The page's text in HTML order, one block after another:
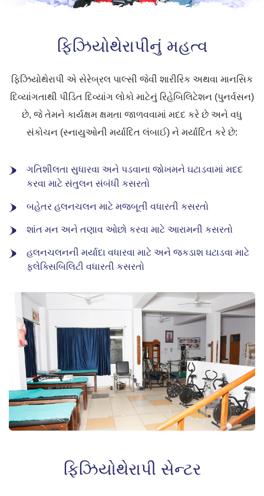
ફિઝિયોથેરાપીનું મહત્વ
ફિઝિયોથેરાપી એ સેરેબ્રલ પાલ્સી જેવી શારીરિક અથવા માનસિક
દિવ્યાંગતાથી પીડિત દિવ્યાંગ લોકો માટેનું રિહેબિલિટેશન (પુનર્વસન)
છે, જે તેમને કાર્યક્ષમ ક્ષમતા જાળવવામાં મદદ કરે છે અને વધુ
સંકોચન (સ્નાયુઓની મર્યાદિત લંબાઈ) ને મર્યાદિત કરે છે:
ગતિશીલતા સુધારવા અને પડવાના જોખમને ઘટાડવામાં મદદ
કરવા માટે સંતુલન સંબંધી કસરતો
બહેતર હલનચલન માટે મજબૂતી વધારતી કસરતો
શાંત મન અને તણાવ ઓછો કરવા માટે આરામની કસરતો
હલનચલનની મર્યાદા વધારવા માટે અને જકડાશ ઘટાડવા માટે
ફ્લેક્સિબિલિટી વધારતી કસરતો
ફિઝિયોથેરાપી સેન્ટર